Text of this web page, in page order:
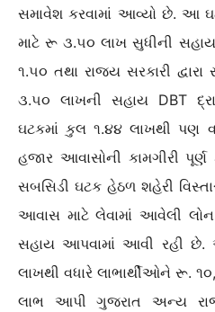
સમાવેશ કરવામાં આવ્યો છે. આ
માટે રૂ ૩.૫૦ લાખ સુધીની સહાય
૧.૫૦ તથા રાજ્ય સરકારી
૩.૫૦ લાખની સહાય DBT
ઘટકમાં કુલ ૧.૪૪ લાખથી પણ
હજાર આવાસોની કામગીરી
સબસિડી ઘટક હેઠળ શહેરી
આવાસ માટે લેવામાં આવેલી
સહાય આપવામાં આવી રહી
લાખથી વધારે લાભાર્થીઓને રૂ.
લાભ આપી ગુજરાત અન્ય